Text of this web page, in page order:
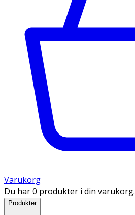
Varukorg
Du har 0 produkter i din varukorg.
Produkter